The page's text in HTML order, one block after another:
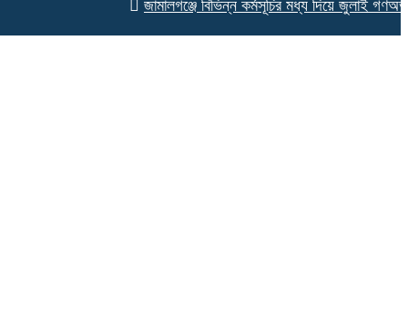
জামালগঞ্জে বিভিন্ন কর্মসূচির মধ্য দিয়ে জুলাই